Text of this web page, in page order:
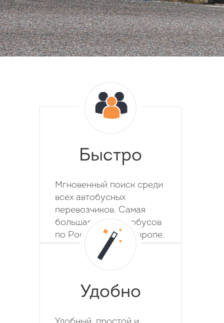
Быстро
Мгновенный поиск среди
всех автобусных
перевозчиков. Самая
большая база автобусов
по России, СНГ и Европе.
Удобно